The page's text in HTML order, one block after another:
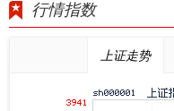
行情指数
上证走势